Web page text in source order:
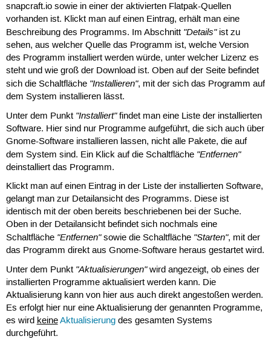
snapcraft.io sowie in einer der aktivierten Flatpak-Quellen
vorhanden ist. Klickt man auf einen Eintrag, erhält man eine
Beschreibung des Programms. Im Abschnitt "Details"ist zu
sehen, aus welcher Quelle das Programm ist, welche Version
des Programm installiert werden würde, unter welcher Lizenz es
steht und wie groß der Download ist. Oben auf der Seite befindet
sich die Schaltfläche "Installieren", mit der sich das Programm auf
dem System installieren lässt.
Unter dem Punkt "Installiert"findet man eine Liste der installierten
Software. Hier sind nur Programme aufgeführt, die sich auch über
Gnome-Software installieren lassen, nicht alle Pakete, die auf
dem System sind. Ein Klick auf die Schaltfläche "Entfernen"
deinstalliert das Programm.
Klickt man auf einen Eintrag in der Liste der installierten Software,
gelangt man zur Detailansicht des Programms. Diese ist
identisch mit der oben bereits beschriebenen bei der Suche.
Oben in der Detailansicht befindet sich nochmals eine
Schaltfläche "Entfernen"sowie die Schaltfläche "Starten", mit der
das Programm direkt aus Gnome-Software heraus gestartet wird.
Unter dem Punkt "Aktualisierungen"wird angezeigt, ob eines der
installierten Programme aktualisiert werden kann. Die
Aktualisierung kann von hier aus auch direkt angestoßen werden.
Es erfolgt hier nur eine Aktualisierung der genannten Programme,
es wird keineAktualisierungdes gesamten Systems
durchgeführt.